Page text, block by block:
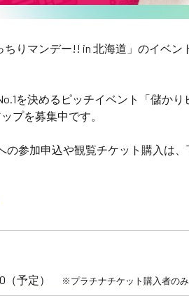
ちりマンデー!! in 北海道」のイベン
を決めるピッチイベント「儲かり
プを募集中です。
参加申込や観覧チケット購入は、
（予定）
※プラチナチケット購入者のみ